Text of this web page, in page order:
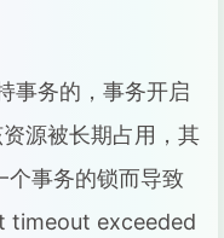
事务的，事务开启
源被长期占用，其
个事务的锁而导致
timeout exceeded